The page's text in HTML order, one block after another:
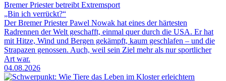
Bremer Priester betreibt Extremsport
„Bin ich verrückt?“
Der Bremer Priester Pawel Nowak hat eines der härtesten
Radrennen der Welt geschafft, einmal quer durch die USA. Er hat
mit Hitze, Wind und Bergen gekämpft, kaum geschlafen – und die
Strapazen genossen. Auch, weil sein Ziel mehr als nur sportlicher
Art war.
04.08.2026